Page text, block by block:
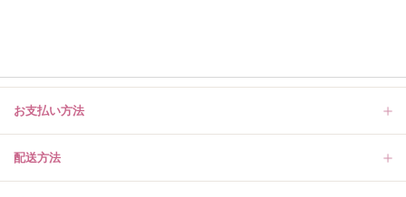
お支払い方法
配送方法